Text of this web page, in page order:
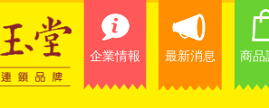
企業情報 最新消息 商品